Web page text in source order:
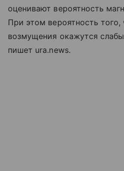
оценивают вероятность
При этом вероятность того,
возмущения окажутся
пишет ura.news.